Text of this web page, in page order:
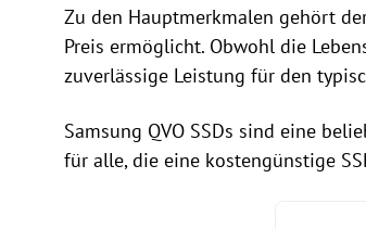
Zu den Hauptmerkmalen gehört
Preis ermöglicht. Obwohl die
zuverlässige Leistung für den
Samsung QVO SSDs sind eine
für alle, die eine kostengünstige